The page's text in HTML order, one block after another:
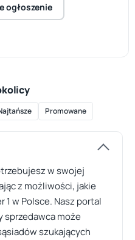
ogłoszenie
Promowane
w swojej
z możliwości, jakie
1 w Polsce. Nasz portal
sprzedawca może
szukających